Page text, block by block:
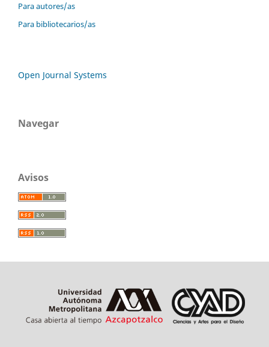
Para autores/as
Para bibliotecarios/as
Open Journal Systems
Navegar
Avisos